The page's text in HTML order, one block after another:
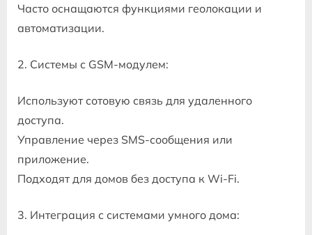
Часто оснащаются функциями геолокации и
автоматизации.
2. Системы с GSM-модулем:
Используют сотовую связь для удаленного
доступа.
Управление через SMS-сообщения или
приложение.
Подходят для домов без доступа к Wi-Fi.
3. Интеграция с системами умного дома: